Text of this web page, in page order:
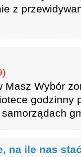
z
Wybór
godzinny
na ile nas